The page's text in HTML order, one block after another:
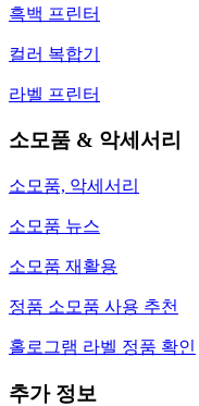
흑백 프린터
컬러 복합기
라벨 프린터
소모품 & 악세서리
소모품, 악세서리
소모품 뉴스
소모품 재활용
정품 소모품 사용 추천
홀로그램 라벨 정품 확인
추가 정보